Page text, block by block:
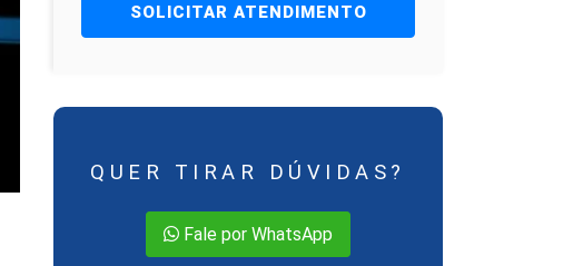
SOLICITAR ATENDIMENTO
QUER TIRAR DÚVIDAS?
Fale por WhatsApp